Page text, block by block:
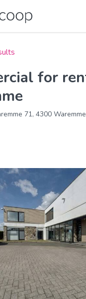
71, 4300 Waremme